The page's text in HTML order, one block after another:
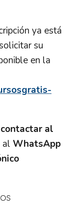
ya está
su
en la
al
al WhatsApp